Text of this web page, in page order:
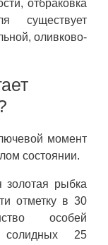
отбраковка
существует
оливково-
момент
состоянии.
золотая рыбка
отметку в 30
особей
солидных 25